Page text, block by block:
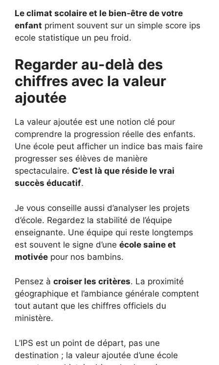
Le climat scolaire et le bien-être de votre
enfant priment souvent sur un simple score ips
ecole statistique un peu froid.
Regarder au-delà des
chiffres avec la valeur
ajoutée
La valeur ajoutée est une notion clé pour
comprendre la progression réelle des enfants.
Une école peut afficher un indice bas mais faire
progresser ses élèves de manière
spectaculaire. C’est là que réside le vrai
succès éducatif.
Je vous conseille aussi d’analyser les projets
d’école. Regardez la stabilité de l’équipe
enseignante. Une équipe qui reste longtemps
est souvent le signe d’une école saine et
motivée pour nos bambins.
Pensez à croiser les critères. La proximité
géographique et l’ambiance générale comptent
tout autant que les chiffres officiels du
ministère.
L’IPS est un point de départ, pas une
destination ; la valeur ajoutée d’une école